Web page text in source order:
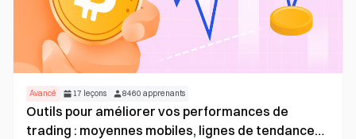
Avancé 17 leçons 8460 apprenants
Outils pour améliorer vos performances de
trading : moyennes mobiles, lignes de tendance